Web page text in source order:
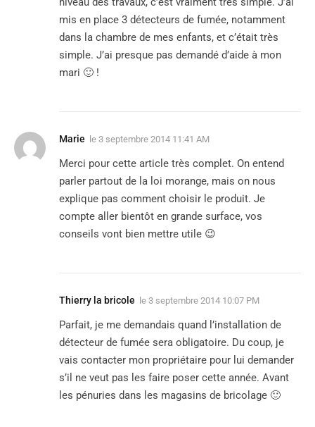
mis en place 3 détecteurs de fumée, notamment
dans la chambre de mes enfants, et c’était très
simple. J’ai presque pas demandé d’aide à mon
mari 🙂 !
Marie le 3 septembre 2014 11:41 AM
Merci pour cette article très complet. On entend
parler partout de la loi morange, mais on nous
explique pas comment choisir le produit. Je
compte aller bientôt en grande surface, vos
conseils vont bien mettre utile 😉
Thierry la bricole le 3 septembre 2014 10:07 PM
Parfait, je me demandais quand l’installation de
détecteur de fumée sera obligatoire. Du coup, je
vais contacter mon propriétaire pour lui demander
s’il ne veut pas les faire poser cette année. Avant
les pénuries dans les magasins de bricolage 🙂